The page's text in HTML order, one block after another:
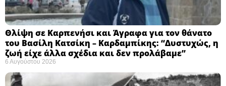
Θλίψη σε Καρπενήσι και Άγραφα για τον θάνατο
του Βασίλη Κατσίκη – Καρδαμπίκης: “Δυστυχώς, η
ζωή είχε άλλα σχέδια και δεν προλάβαμε”
6 Αυγούστου 2026